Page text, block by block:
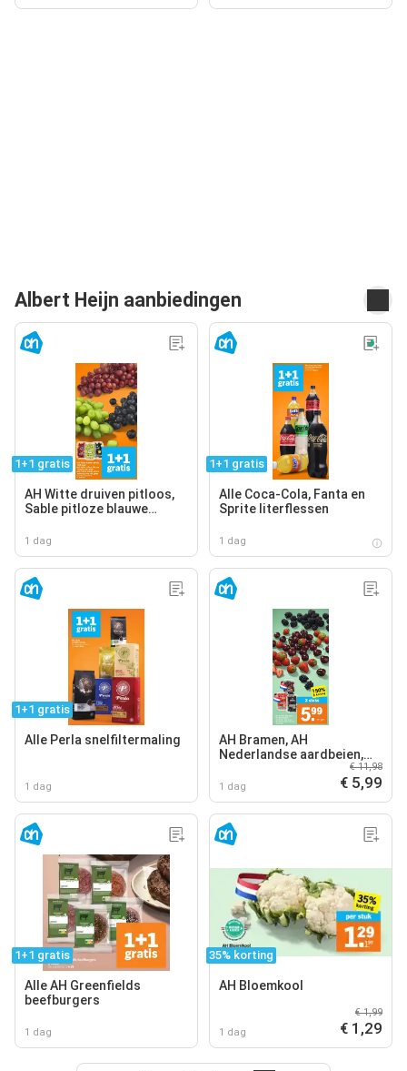
Albert Heijn aanbiedingen
1+1 gratis
AH Witte druiven pitloos,
Sable pitloze blauwe
pitloze rode druiven
1 dag
1+1 gratis
Alle Coca-Cola, Fanta en
Sprite literflessen
1 dag
1+1 gratis
Alle Perla snelfiltermaling
1 dag
AH Bramen, AH
Nederlandse aardbeien,
AH Nederlandse kersen
1 dag
€ 11,98
€ 5,99
1+1 gratis
Alle AH Greenfields
beefburgers
1 dag
35% korting
AH Bloemkool
1 dag
€ 1,99
€ 1,29